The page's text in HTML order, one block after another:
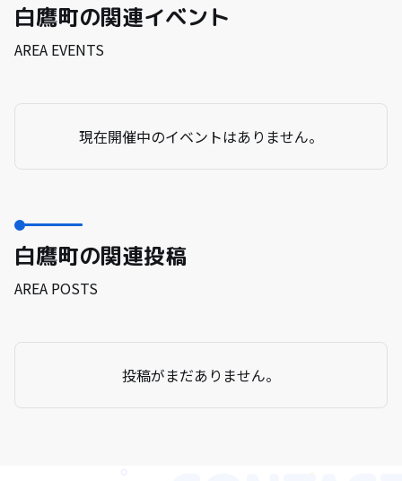
白鷹町の関連イベント
AREA EVENTS
現在開催中のイベントはありません。
白鷹町の関連投稿
AREA POSTS
投稿がまだありません。